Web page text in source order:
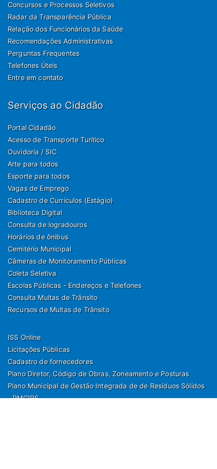
Concursos e Processos Seletivos
Radar da Transparência Pública
Relação dos Funcionários da Saúde
Recomendações Administrativas
Perguntas Frequentes
Telefones Úteis
Entre em contato
Serviços ao Cidadão
Portal Cidadão
Acesso de Transporte Turítico
Ouvidoria / SIC
Arte para todos
Esporte para todos
Vagas de Emprego
Cadastro de Currículos (Estágio)
Biblioteca Digital
Consulta de logradouros
Horários de ônibus
Cemitério Municipal
Câmeras de Monitoramento Públicas
Coleta Seletiva
Escolas Públicas - Endereços e Telefones
Consulta Multas de Trânsito
Recursos de Multas de Trânsito
ISS Online
Licitações Públicas
Cadastro de fornecedores
Plano Diretor, Código de Obras, Zoneamento e Posturas
Plano Municipal de Gestão Integrada de de Resíduos Sólidos
- PMGIRS